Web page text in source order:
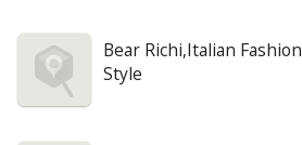
Bear Richi,Italian Fashion
Style